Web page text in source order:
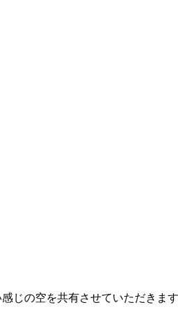
じの空を共有させていただきます